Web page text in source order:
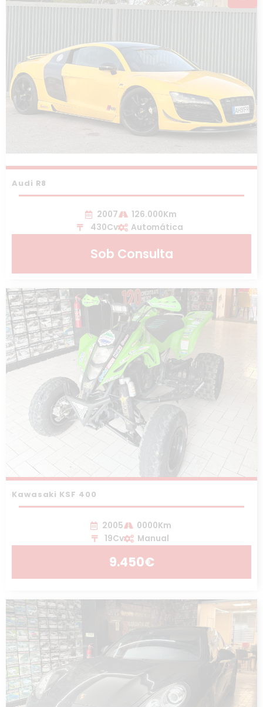
Audi R8
2007
126.000Km
430Cv
Automática
Sob Consulta
Kawasaki KSF 400
2005
0000Km
19Cv
Manual
9.450€